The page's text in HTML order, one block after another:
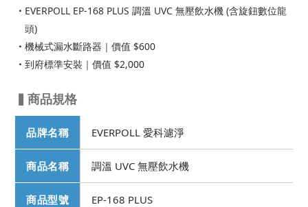
EVERPOLL EP-168 PLUS 調溫 UVC 無壓飲水機 (含旋鈕數位龍
頭)
機械式漏水斷路器｜價值 $600
到府標準安裝｜價值 $2,000
▍商品規格
品牌名稱 EVERPOLL 愛科濾淨
商品名稱 調溫 UVC 無壓飲水機
商品型號 EP-168 PLUS